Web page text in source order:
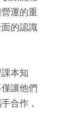
運的重
的認識
本知
讓他們
合作，
選
兩岸佛教文化